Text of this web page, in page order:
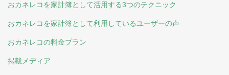
おカネレコを家計簿として活用する3つのテクニック
おカネレコを家計簿として利用しているユーザーの声
おカネレコの料金プラン
掲載メディア